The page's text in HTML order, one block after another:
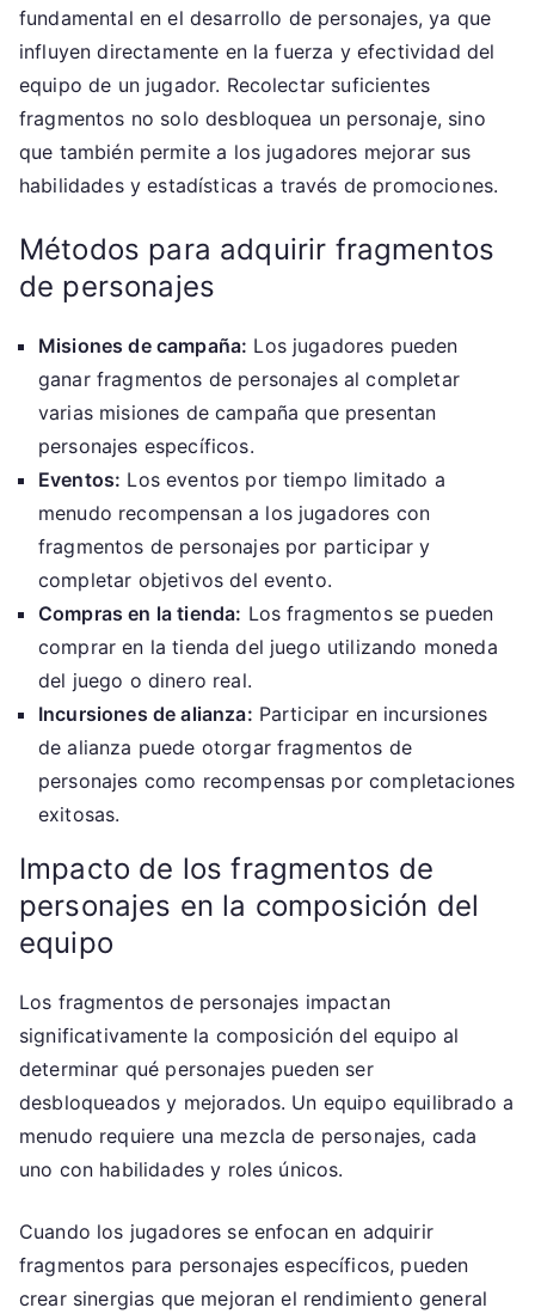
fundamental en el desarrollo de personajes, ya que
influyen directamente en la fuerza y efectividad del
equipo de un jugador. Recolectar suficientes
fragmentos no solo desbloquea un personaje, sino
que también permite a los jugadores mejorar sus
habilidades y estadísticas a través de promociones.
Métodos para adquirir fragmentos
de personajes
Misiones de campaña: Los jugadores pueden
ganar fragmentos de personajes al completar
varias misiones de campaña que presentan
personajes específicos.
Eventos: Los eventos por tiempo limitado a
menudo recompensan a los jugadores con
fragmentos de personajes por participar y
completar objetivos del evento.
Compras en la tienda: Los fragmentos se pueden
comprar en la tienda del juego utilizando moneda
del juego o dinero real.
Incursiones de alianza: Participar en incursiones
de alianza puede otorgar fragmentos de
personajes como recompensas por completaciones
exitosas.
Impacto de los fragmentos de
personajes en la composición del
equipo
Los fragmentos de personajes impactan
significativamente la composición del equipo al
determinar qué personajes pueden ser
desbloqueados y mejorados. Un equipo equilibrado a
menudo requiere una mezcla de personajes, cada
uno con habilidades y roles únicos.
Cuando los jugadores se enfocan en adquirir
fragmentos para personajes específicos, pueden
crear sinergias que mejoran el rendimiento general